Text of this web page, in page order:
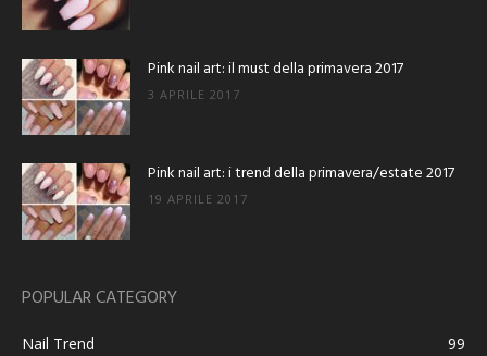
Pink nail art: il must della primavera 2017
3 APRILE 2017
Pink nail art: i trend della primavera/estate 2017
19 APRILE 2017
POPULAR CATEGORY
Nail Trend
99